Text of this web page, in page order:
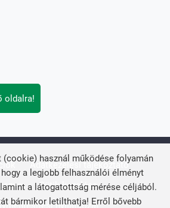
oldalra!
Adatkezelési tájékoztató
Sütik kezelése
nyilatkozat
használ működése folyamán
a legjobb felhasználói élményt
a látogatottság mérése céljából.
bármikor letilthatja! Erről bővebb